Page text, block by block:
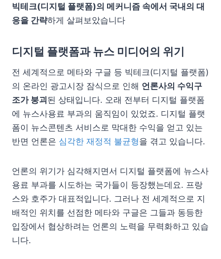
빅테크(디지털 플랫폼)의 메커니즘 속에서 국내의 대
응을 간략하게 살펴보았습니다
디지털 플랫폼과 뉴스 미디어의 위기
전 세계적으로 메타와 구글 등 빅테크(디지털 플랫폼)
의 온라인 광고시장 잠식으로 인해 언론사의 수익구
조가 붕괴 된 상태입니다. 오래 전부터 디지털 플랫폼
에 뉴스사용료 부과의 움직임이 있었죠. 디지털 플랫
폼이 뉴스콘텐츠 서비스로 막대한 수익을 얻고 있는
반면 언론은 심각한 재정적 불균형을 겪고 있습니다.
언론의 위기가 심각해지면서 디지털 플랫폼에 뉴스사
용료 부과를 시도하는 국가들이 등장했는데요. 프랑
스와 호주가 대표적입니다. 그러나 전 세계적으로 지
배적인 위치를 선점한 메타와 구글은 그들과 동등한
입장에서 협상하려는 언론의 노력을 무력화하고 있습
니다.